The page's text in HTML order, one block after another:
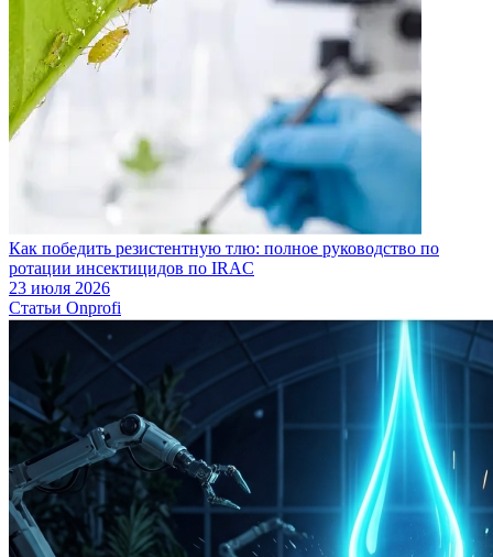
Как победить резистентную тлю: полное руководство по
ротации инсектицидов по IRAC
23 июля 2026
Статьи Onprofi